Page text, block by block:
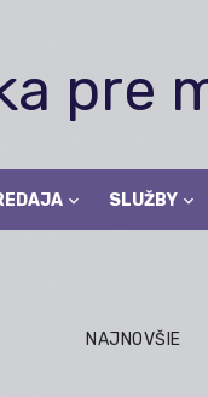
pre
SLUŽBY
NAJNOVŠIE